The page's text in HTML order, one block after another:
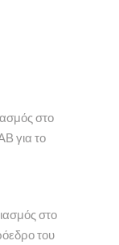
στο
για το
στο
του